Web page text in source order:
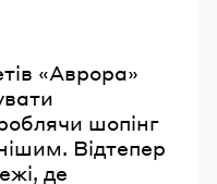
«Аврора»
шопінг
Відтепер
де